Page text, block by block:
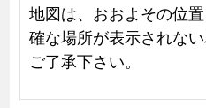
地図は、おおよその位
確な場所が表示されない
ご了承下さい。